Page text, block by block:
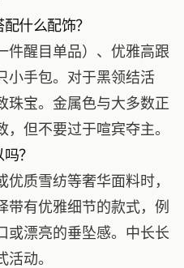
什么配饰？
件醒目单品）、优雅高跟
小手包。对于黑领结活
珠宝。金属色与大多数正
但不要过于喧宾夺主。
？
质雪纺等奢华面料时，
带有优雅细节的款式，例
或漂亮的垂坠感。中长长
动。